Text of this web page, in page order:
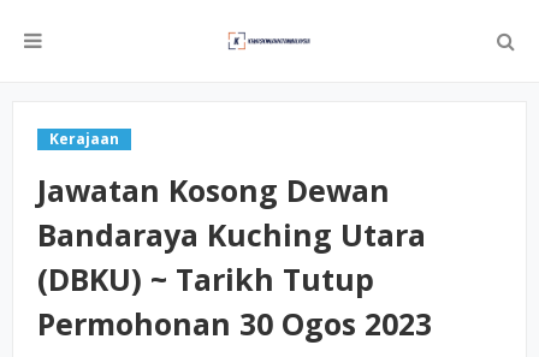
Kerajaan
Jawatan Kosong Dewan
Bandaraya Kuching Utara
(DBKU) ~ Tarikh Tutup
Permohonan 30 Ogos 2023